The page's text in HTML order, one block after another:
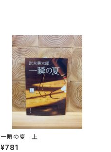
一瞬の夏 上
¥781